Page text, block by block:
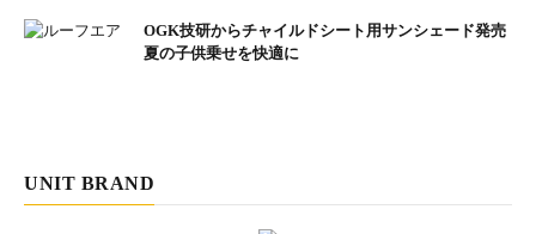
OGK技研からチャイルドシート用サンシェード発売
夏の子供乗せを快適に
UNIT BRAND